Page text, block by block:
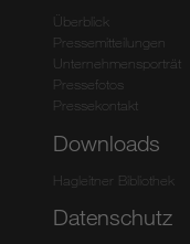
Überblick
Pressemitteilungen
Unternehmensporträt
Pressefotos
Pressekontakt
Downloads
Hagleitner Bibliothek
Datenschutz